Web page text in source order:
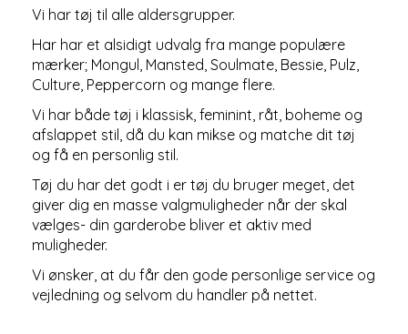
Vi har tøj til alle aldersgrupper.
Har har et alsidigt udvalg fra mange populære
mærker; Mongul, Mansted, Soulmate, Bessie, Pulz,
Culture, Peppercorn og mange flere.
Vi har både tøj i klassisk, feminint, råt, boheme og
afslappet stil, då du kan mikse og matche dit tøj
og få en personlig stil.
Tøj du har det godt i er tøj du bruger meget, det
giver dig en masse valgmuligheder når der skal
vælges- din garderobe bliver et aktiv med
muligheder.
Vi ønsker, at du får den gode personlige service og
vejledning og selvom du handler på nettet.